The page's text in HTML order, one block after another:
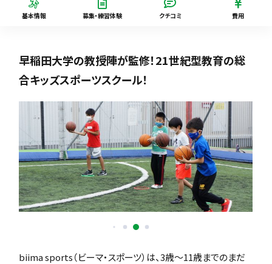
基本情報 募集・練習体験 クチコミ 費用
早稲田大学の教授陣が監修！21世紀型教育の総
合キッズスポーツスクール！
biima sports（ビーマ・スポーツ）は、3歳〜11歳までのまだ